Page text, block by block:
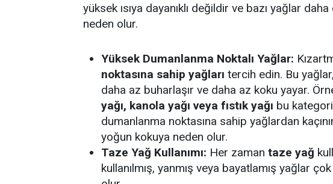
yüksek ısıya dayanıklı değildir ve bazı yağlar
neden olur.
Yüksek Dumanlanma Noktalı Yağlar:
noktasına sahip yağları tercih edin. Bu
daha az buharlaşır ve daha az koku yayar.
yağı, kanola yağı veya fıstık yağı bu
dumanlanma noktasına sahip yağlardan
yoğun kokuya neden olur.
Taze Yağ Kullanımı: Her zaman taze yağ
kullanılmış, yanmış veya bayatlamış yağlar